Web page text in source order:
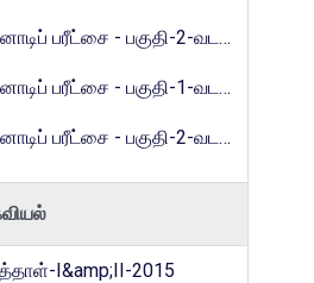
பரீட்சை - பகுதி-2-வடமாகாணம்-2023
பரீட்சை - பகுதி-1-வடமாகாணம்-2024
பரீட்சை - பகுதி-2-வடமாகாணம்-2024
I&amp;II-2015